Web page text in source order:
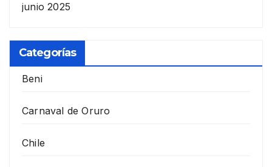
junio 2025
Categorías
Beni
Carnaval de Oruro
Chile